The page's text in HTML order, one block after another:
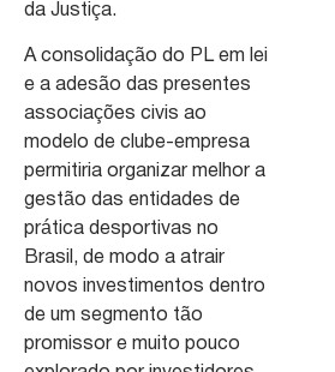
da Justiça.
A consolidação do PL em lei
e a adesão das presentes
associações civis ao
modelo de clube-empresa
permitiria organizar melhor a
gestão das entidades de
prática desportivas no
Brasil, de modo a atrair
novos investimentos dentro
de um segmento tão
promissor e muito pouco